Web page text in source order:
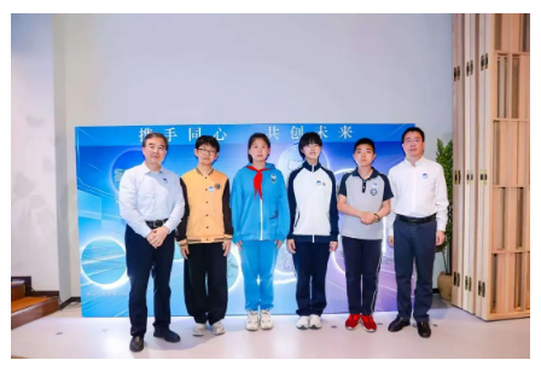
北京概况 十六区概览 人文北京
绿色北京 图说北京 视频北京
多语种